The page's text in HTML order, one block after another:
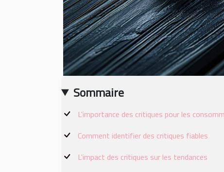
Sommaire
L'importance des critiques pour les
Comment identifier des critiques fiables
L'impact des critiques sur les tendances